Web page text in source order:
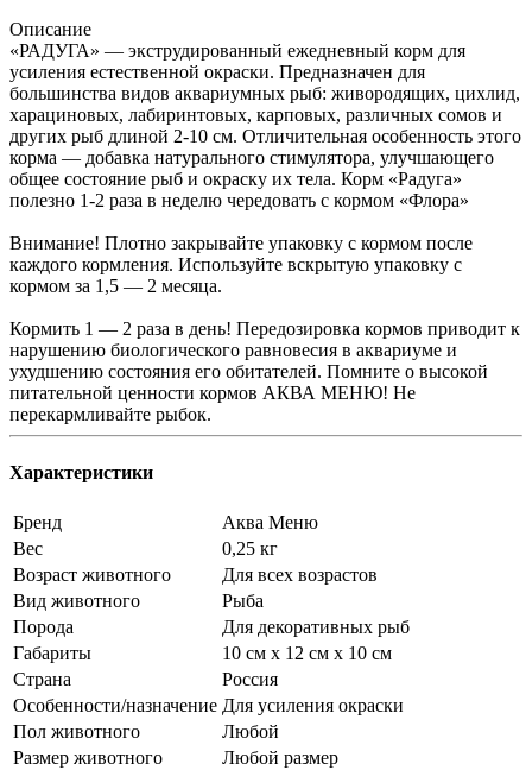
Описание
«РАДУГА» — экструдированный ежедневный корм для
усиления естественной окраски. Предназначен для
большинства видов аквариумных рыб: живородящих, цихлид,
харациновых, лабиринтовых, карповых, различных сомов и
других рыб длиной 2-10 см. Отличительная особенность этого
корма — добавка натурального стимулятора, улучшающего
общее состояние рыб и окраску их тела. Корм «Радуга»
полезно 1-2 раза в неделю чередовать с кормом «Флора»
Внимание! Плотно закрывайте упаковку с кормом после
каждого кормления. Используйте вскрытую упаковку с
кормом за 1,5 — 2 месяца.
Кормить 1 — 2 раза в день! Передозировка кормов приводит к
нарушению биологического равновесия в аквариуме и
ухудшению состояния его обитателей. Помните о высокой
питательной ценности кормов АКВА МЕНЮ! Не
перекармливайте рыбок.
Характеристики
Бренд
Аква Меню
Вес
0,25 кг
Возраст животного
Для всех возрастов
Вид животного
Рыба
Порода
Для декоративных рыб
Габариты
10 см х 12 см х 10 см
Страна
Россия
Особенности/назначение Для усиления окраски
Пол животного
Любой
Размер животного
Любой размер